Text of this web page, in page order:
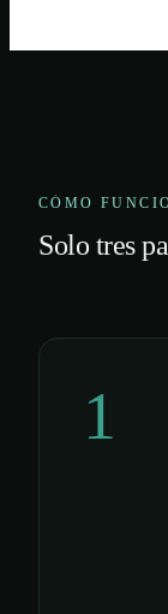
CÓMO
Solo tres
1